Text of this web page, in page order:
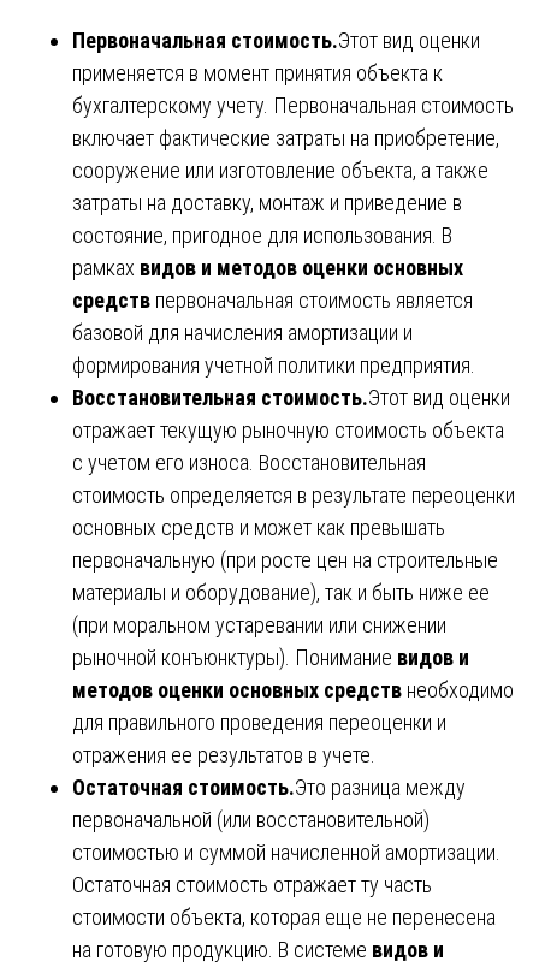
Первоначальная стоимость.Этот вид оценки
применяется в момент принятия объекта к
бухгалтерскому учету. Первоначальная стоимость
включает фактические затраты на приобретение,
сооружение или изготовление объекта, а также
затраты на доставку, монтаж и приведение в
состояние, пригодное для использования. В
рамках видов и методов оценки основных
средств первоначальная стоимость является
базовой для начисления амортизации и
формирования учетной политики предприятия.
Восстановительная стоимость.Этот вид оценки
отражает текущую рыночную стоимость объекта
с учетом его износа. Восстановительная
стоимость определяется в результате переоценки
основных средств и может как превышать
первоначальную (при росте цен на строительные
материалы и оборудование), так и быть ниже ее
(при моральном устаревании или снижении
рыночной конъюнктуры). Понимание видов и
методов оценки основных средств необходимо
для правильного проведения переоценки и
отражения ее результатов в учете.
Остаточная стоимость.Это разница между
первоначальной (или восстановительной)
стоимостью и суммой начисленной амортизации.
Остаточная стоимость отражает ту часть
стоимости объекта, которая еще не перенесена
на готовую продукцию. В системе видов и